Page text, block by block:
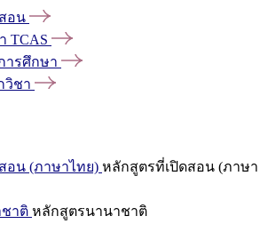
อน
TCAS
ารศึกษา
วิชา
อน (ภาษาไทย) หลักสูตรที่เปิดสอน (ภาษา
าติ หลักสูตรนานาชาติ